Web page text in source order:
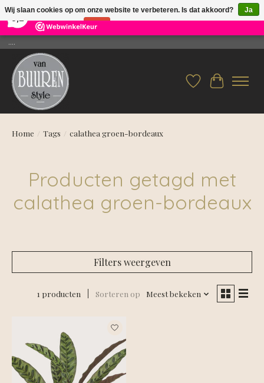
26 Reviews ×
....
Verlanglijst
Home / Tags / calathea groen-bordeaux
Producten getagd met
calathea groen-bordeaux
Filters weergeven
1 producten Sorteren op Meest bekeken
Wij slaan cookies op om onze website te verbeteren. Is dat akkoord?
Ja
Nee